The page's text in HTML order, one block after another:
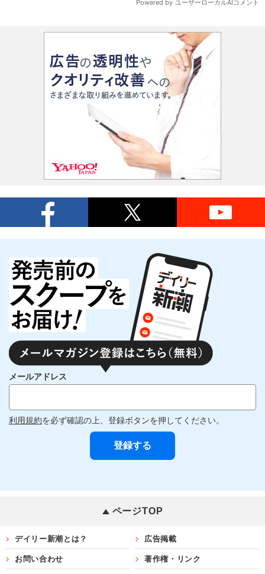
メールアドレス
利用規約を必ず確認の上、登録ボタンを押してください。
ページTOP
デイリー新潮とは？ 広告掲載
お問い合わせ 著作権・リンク